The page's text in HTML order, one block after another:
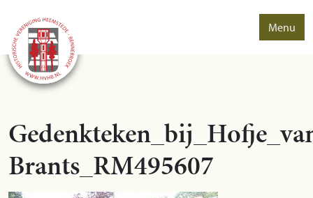
Menu
Brants_RM495607